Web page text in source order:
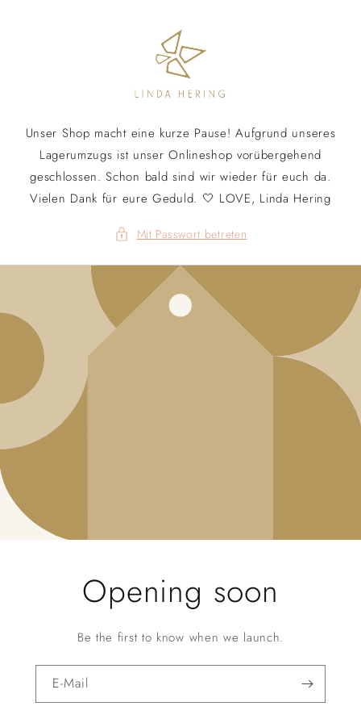
Unser Shop macht eine kurze Pause! Aufgrund unseres
Lagerumzugs ist unser Onlineshop vorübergehend
geschlossen. Schon bald sind wir wieder für euch da.
Vielen Dank für eure Geduld. 🤍 LOVE, Linda Hering
Mit Passwort betreten
Opening soon
Be the first to know when we launch.
E-Mail